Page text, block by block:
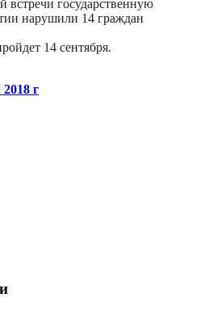
встречи государственную
нарушили 14 граждан
14 сентября.
г